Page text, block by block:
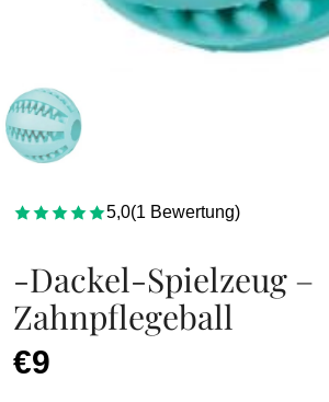
5,0(1 Bewertung)
-Dackel-Spielzeug –
Zahnpflegeball
€9